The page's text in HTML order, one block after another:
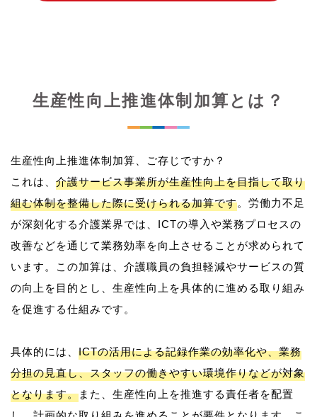
生産性向上推進体制加算とは？
生産性向上推進体制加算、ご存じですか？
これは、 介護サービス事業所が生産性向上を目指して取り
組む体制を整備した際に受けられる加算です。労働力不足
が深刻化する介護業界では、ICTの導入や業務プロセスの
改善などを通じて業務効率を向上させることが求められて
います。この加算は、介護職員の負担軽減やサービスの質
の向上を目的とし、生産性向上を具体的に進める取り組み
を促進する仕組みです。
具体的には、 ICTの活用による記録作業の効率化や、業務
分担の見直し、スタッフの働きやすい環境作りなどが対象
となります。また、生産性向上を推進する責任者を配置